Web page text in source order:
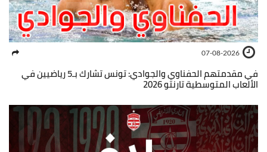
07-08-2026
في مقدمتهم الحفناوي والجوادي: تونس تشارك بـ5 رياضيين في
الألعاب المتوسطية تارنتو 2026